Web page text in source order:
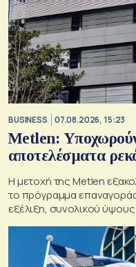
BUSINESS 07.08.2026, 15:23
Metlen:
αποτελέσματα
Η μετοχή της Metlen
το πρόγραμμα
εξέλιξη, συνολικού